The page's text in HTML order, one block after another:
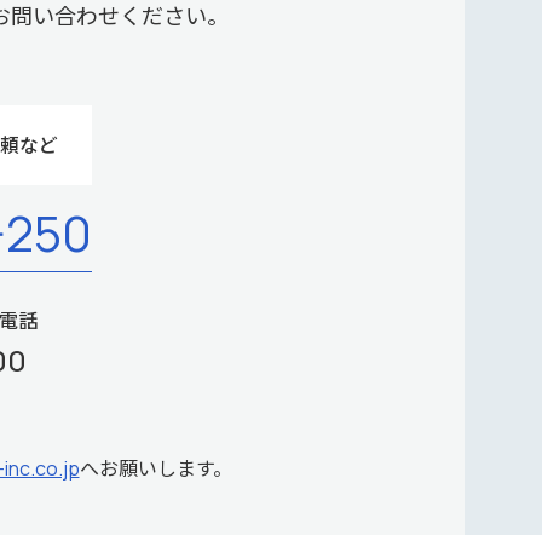
い合わせください。
など
話
へお願いします。